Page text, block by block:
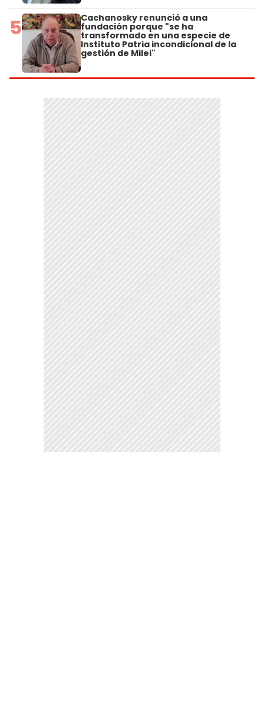
5 Cachanosky renunció a una
fundación porque "se ha
transformado en una especie de
Instituto Patria incondicional de la
gestión de Milei"